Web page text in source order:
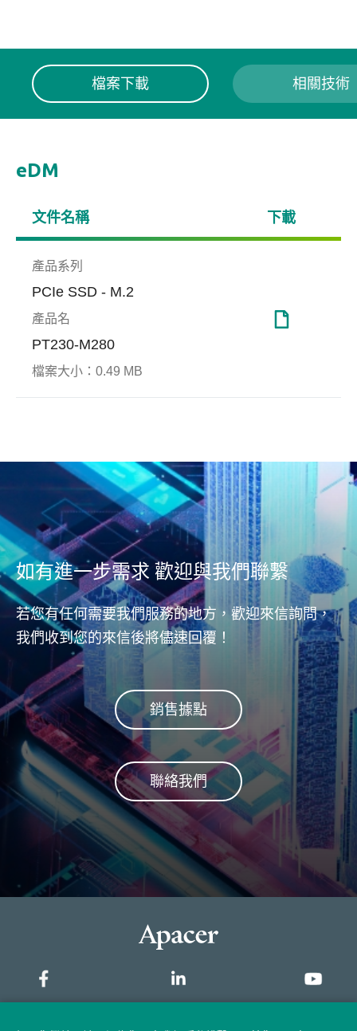
檔案下載 相關技術
eDM
文件名稱 下載
產品系列
PCIe SSD - M.2
產品名
PT230-M280
檔案大小： 0.49 MB
End-to-end Data
護技術(End-to-End Data
Protection)可即時偵測與更正
錯誤資料，確保主機(host)和
NAND儲存區域之間資料傳輸
的完整與正確性。不論從主機
(host)到控制器(controller)，或
從控制器(controller)到DRAM
或NAND flash快閃記憶體，皆
能完整守護資料安全。
發生
內的
術即
刷新
的健
強固型應用
應用的尖端技術，為工規SSD
和DRAM解決方案打造最嚴實
的防護機制，從資料安全、可
靠度、極端環境和加值應用層
面著手，開創產品獨特價值。
面升
如有進一步需求 歡迎與我們聯繫
若您有任何需要我們服務的地方，歡迎來信詢問，
我們收到您的來信後將儘速回覆！
銷售據點
聯絡我們